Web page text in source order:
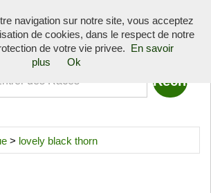
Toggle
> lovely black thorn
navigation sur notre site, vous acceptez
de cookies, dans le respect de notre
de votre vie privee.
En savoir
plus
Ok